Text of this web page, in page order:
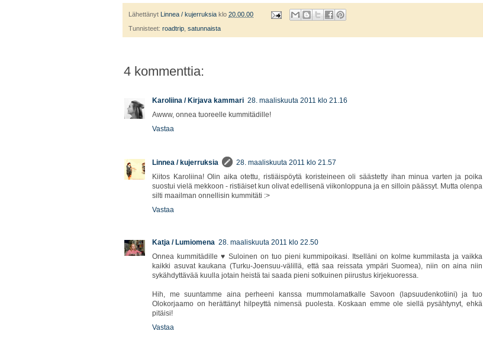
Lähettänyt Linnea / kujerruksia klo 20.00.00
Tunnisteet: roadtrip, satunnaista
4 kommenttia:
Karoliina / Kirjava kammari 28. maaliskuuta 2011 klo 21.16
Awww, onnea tuoreelle kummitädille!
Vastaa
Linnea / kujerruksia
28. maaliskuuta 2011 klo 21.57
Kiitos Karoliina! Olin aika otettu, ristiäispöytä koristeineen oli säästetty ihan minua varten ja poika
suostui vielä mekkoon - ristiäiset kun olivat edellisenä viikonloppuna ja en silloin päässyt. Mutta olenpa
silti maailman onnellisin kummitäti :>
Vastaa
Katja / Lumiomena 28. maaliskuuta 2011 klo 22.50
Onnea kummitädille ♥ Suloinen on tuo pieni kummipoikasi. Itselläni on kolme kummilasta ja vaikka
kaikki asuvat kaukana (Turku-Joensuu-välillä, että saa reissata ympäri Suomea), niin on aina niin
sykähdyttävää kuulla jotain heistä tai saada pieni sotkuinen piirustus kirjekuoressa.
Hih, me suuntamme aina perheeni kanssa mummolamatkalle Savoon (lapsuudenkotiini) ja tuo
Olokorjaamo on herättänyt hilpeyttä nimensä puolesta. Koskaan emme ole siellä pysähtynyt, ehkä
pitäisi!
Vastaa